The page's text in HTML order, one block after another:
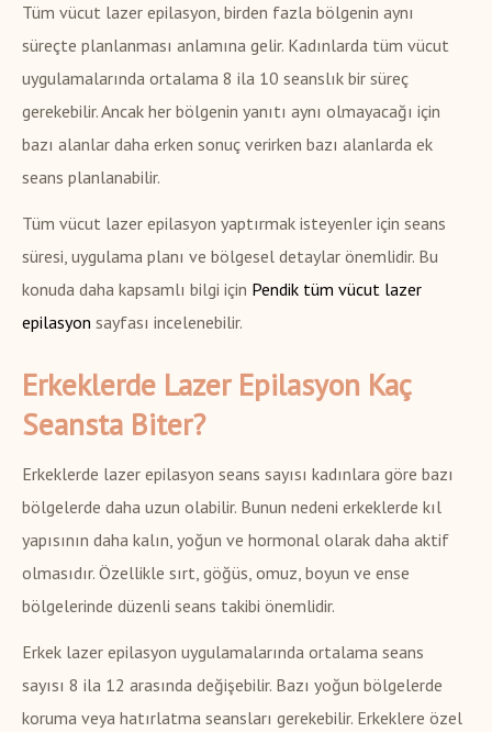
Tüm vücut lazer epilasyon, birden fazla bölgenin aynı
süreçte planlanması anlamına gelir. Kadınlarda tüm vücut
uygulamalarında ortalama 8 ila 10 seanslık bir süreç
gerekebilir. Ancak her bölgenin yanıtı aynı olmayacağı için
bazı alanlar daha erken sonuç verirken bazı alanlarda ek
seans planlanabilir.
Tüm vücut lazer epilasyon yaptırmak isteyenler için seans
süresi, uygulama planı ve bölgesel detaylar önemlidir. Bu
konuda daha kapsamlı bilgi için Pendik tüm vücut lazer
epilasyon sayfası incelenebilir.
Erkeklerde Lazer Epilasyon Kaç
Seansta Biter?
Erkeklerde lazer epilasyon seans sayısı kadınlara göre bazı
bölgelerde daha uzun olabilir. Bunun nedeni erkeklerde kıl
yapısının daha kalın, yoğun ve hormonal olarak daha aktif
olmasıdır. Özellikle sırt, göğüs, omuz, boyun ve ense
bölgelerinde düzenli seans takibi önemlidir.
Erkek lazer epilasyon uygulamalarında ortalama seans
sayısı 8 ila 12 arasında değişebilir. Bazı yoğun bölgelerde
koruma veya hatırlatma seansları gerekebilir. Erkeklere özel